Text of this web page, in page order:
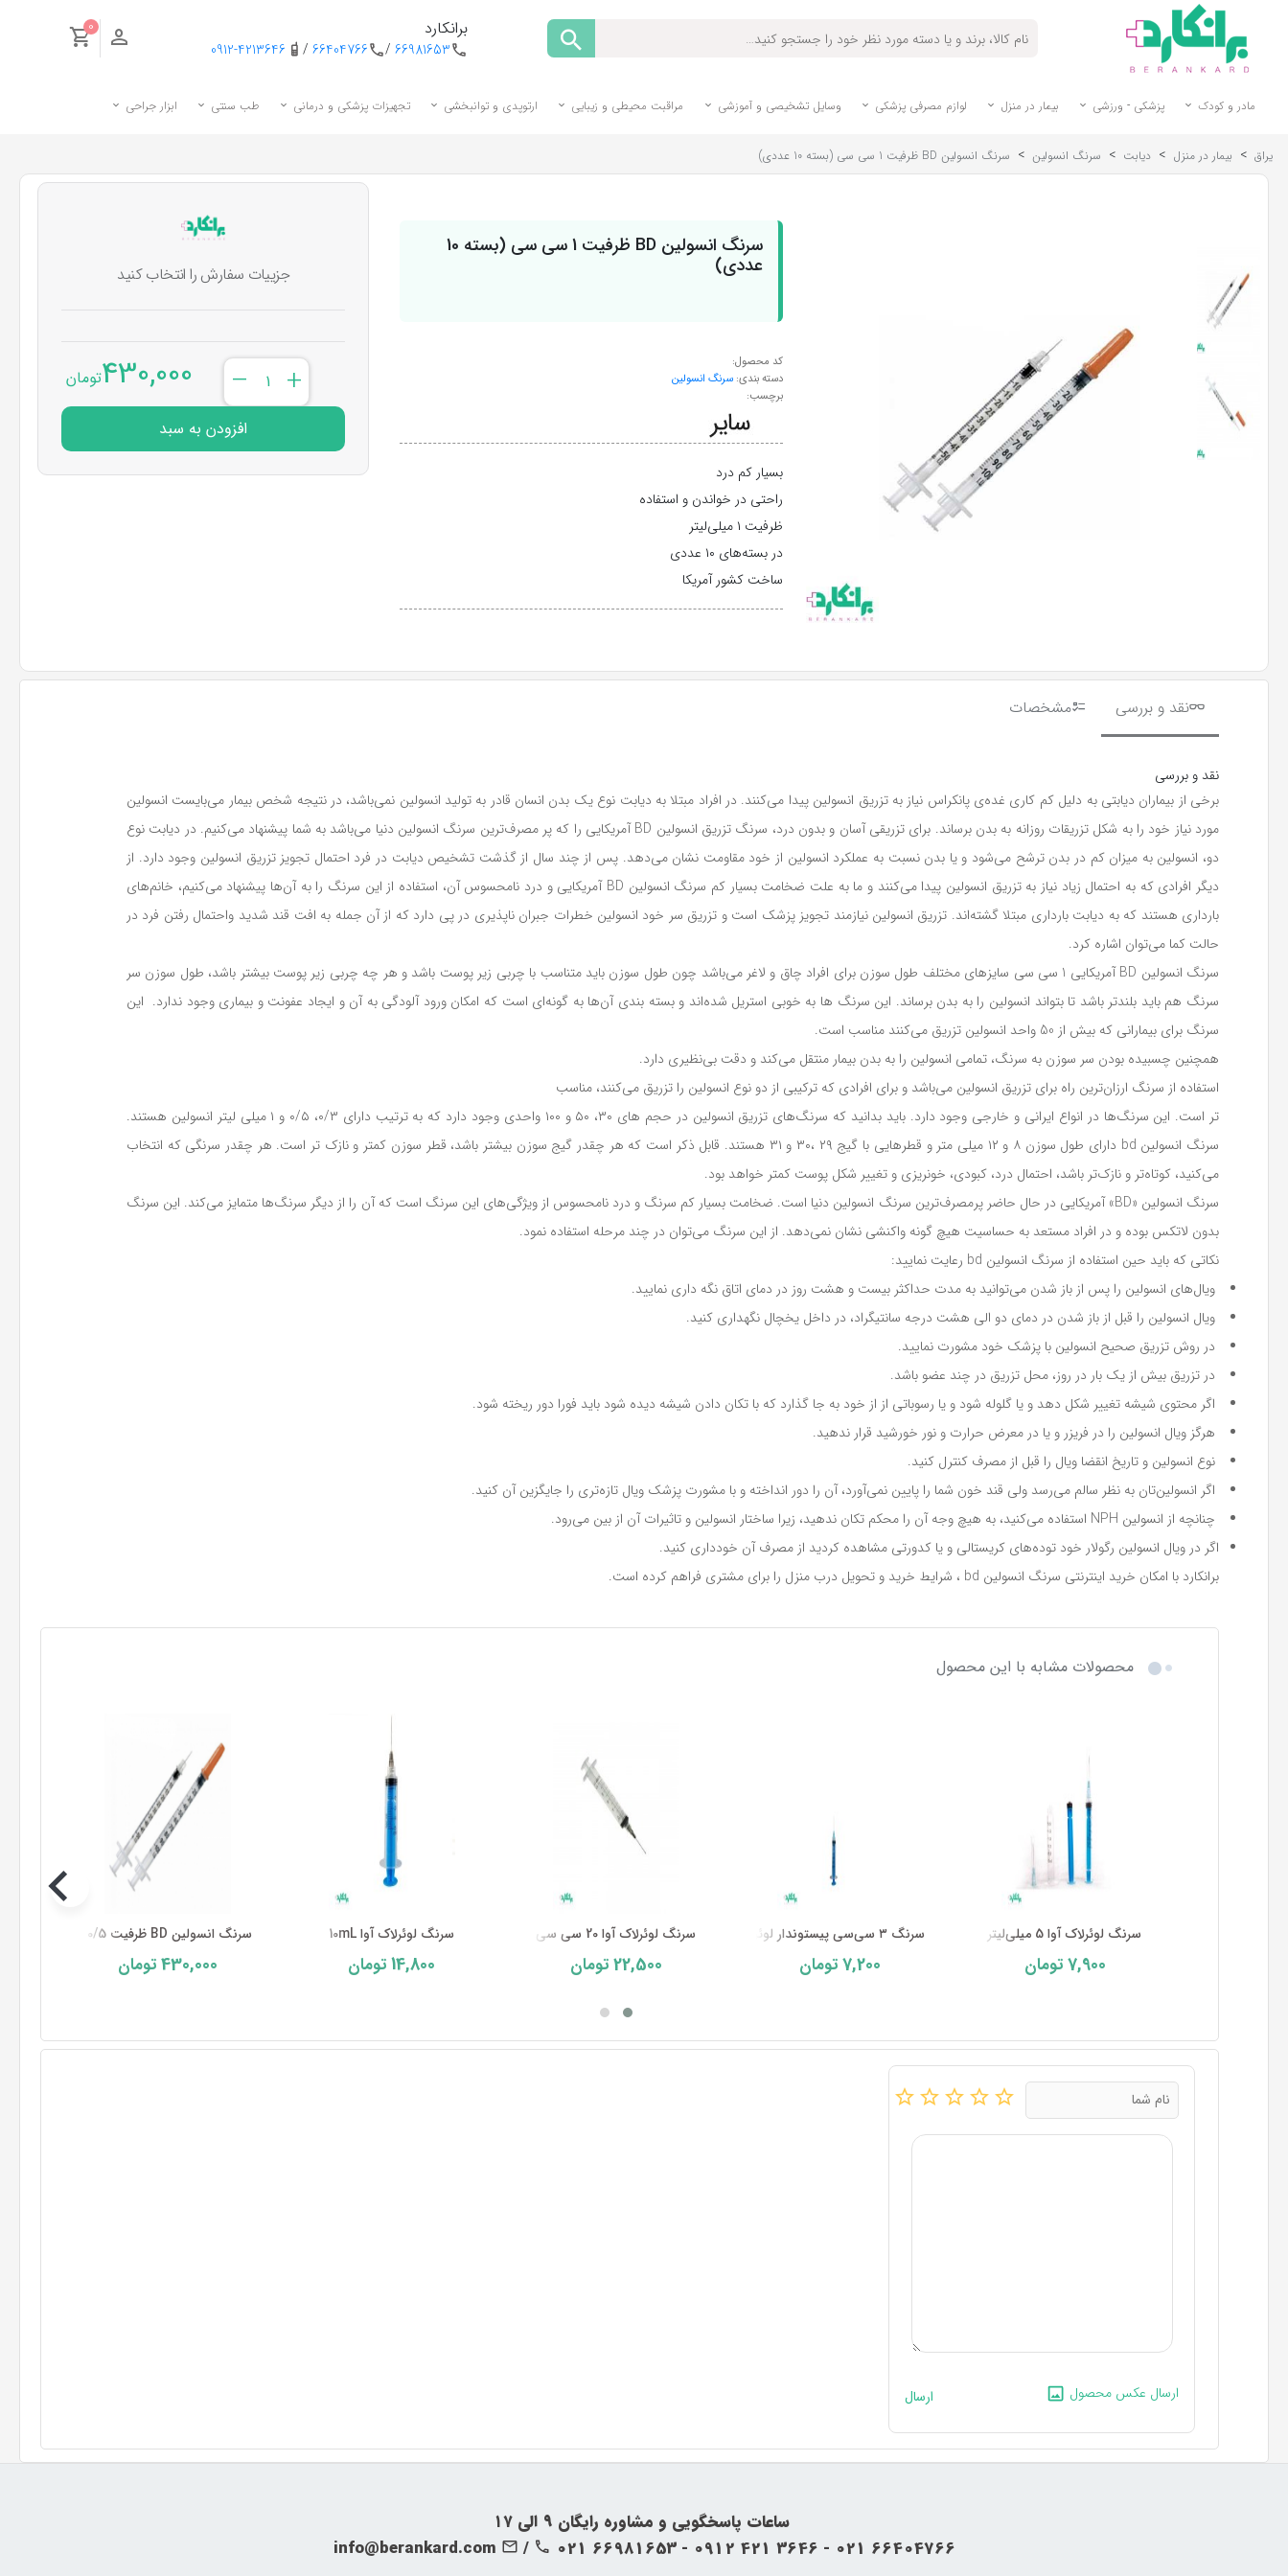
برانکارد
66981653
/
66404766
/
0912-4213646
0
مادر و کودک پزشکی - ورزشی بیمار در منزل لوازم مصرفی پزشکی وسایل تشخیصی و آموزشی مراقبت محیطی و زیبایی ارتوپدی و توانبخشی تجهیزات پزشکی و درمانی طب سنتی ابزار جراحی
یراق > بیمار در منزل > دیابت > سرنگ انسولین > سرنگ انسولین BD ظرفیت 1 سی سی (بسته 10 عددی)
سرنگ انسولین BD ظرفیت 1 سی سی (بسته 10
عددی)
کد محصول:
دسته بندی: سرنگ انسولین
برچسب:
بسیار کم درد
راحتی در خواندن و استفاده
ظرفیت ۱ میلی‌لیتر
در بسته‌های ۱۰ عددی
ساخت کشور آمریکا
جزییات سفارش را انتخاب کنید
+
–
430,000تومان
افزودن به سبد
نقد و بررسی مشخصات
نقد و بررسی
برخی از بیماران دیابتی به دلیل کم کاری غده‌ی پانکراس نیاز به تزریق انسولین پیدا می‌کنند. در افراد مبتلا به دیابت نوع یک بدن انسان قادر به تولید انسولین نمی‌باشد، در نتیجه شخص بیمار می‌بایست انسولین
مورد نیاز خود را به شکل تزریقات روزانه به بدن برساند. برای تزریقی آسان و بدون درد، سرنگ تزریق انسولین BD آمریکایی را که پر مصرف‌ترین سرنگ انسولین دنیا می‌باشد به شما پیشنهاد می‌کنیم. در دیابت نوع
دو، انسولین به میزان کم در بدن ترشح می‌شود و یا بدن نسبت به عملکرد انسولین از خود مقاومت نشان می‌دهد. پس از چند سال از گذشت تشخیص دیابت در فرد احتمال تجویز تزریق انسولین وجود دارد. از
دیگر افرادی که به احتمال زیاد نیاز به تزریق انسولین پیدا می‌کنند و ما به علت ضخامت بسیار کم سرنگ انسولین BD آمریکایی و درد نامحسوس آن، استفاده از این سرنگ‌ را به آن‌ها پیشنهاد می‌کنیم، خانم‌های
بارداری هستند که به دیابت بارداری مبتلا گشته‌اند. تزریق انسولین نیازمند تجویز پزشک است و تزریق سر خود انسولین خطرات جبران ناپذیری در پی دارد که از آن جمله به افت قند شدید واحتمال رفتن فرد در
حالت کما می‌توان اشاره کرد.
سرنگ انسولین BD
آمریکایی 1 سی سی سایزهای مختلف طول سوزن برای افراد چاق و لاغر می‌باشد چون طول سوزن باید متناسب با چربی زیر پوست باشد و هر چه چربی زیر پوست بیشتر باشد، طول سوزن سر
سرنگ هم باید بلندتر باشد تا بتواند انسولین را به بدن برساند. این سرنگ ها به خوبی استریل شده‌اند و بسته بندی آن‌ها به گونه‌ای است که امکان ورود آلودگی به آن و ایجاد عفونت و بیماری وجود ندارد. این
سرنگ برای بیمارانی که بیش از 50 واحد انسولین تزریق می‌کنند مناسب است.
همچنین چسبیده بودن سر سوزن به سرنگ، تمامی انسولین را به بدن بیمار منتقل می‌کند و دقت بی‌نظیری دارد.
استفاده از سرنگ ارزان‌ترین راه برای تزریق انسولین می‌باشد و برای افرادی که ترکیبی از دو نوع انسولین را تزریق می‌کنند، مناسب
تر است. این سرنگ‌ها در انواع ایرانی و خارجی وجود دارد. باید بدانید که سرنگ‌های تزریق انسولین در حجم های ۳۰، ۵۰ و ۱۰۰ واحدی وجود دارد که به ترتیب دارای ۰/۳، ۰/۵ و ۱ میلی لیتر انسولین هستند.
سرنگ انسولین bd دارای طول سوزن ۸ و ۱۲ میلی متر و قطرهایی با گیج ۲۹ ،۳۰ و ۳۱ هستند. قابل ذکر است که هر چقدر گیج سوزن بیشتر باشد، قطر سوزن کمتر و نازک تر است. هر چقدر سرنگی که انتخاب
می‌کنید، کوتاه‌تر و نازک‌تر باشد، احتمال درد، کبودی، خونریزی و تغییر شکل پوست کمتر خواهد بود.
سرنگ انسولین «BD» آمریکایی در حال حاضر پرمصرف‌ترین سرنگ انسولین دنیا است. ضخامت بسیار کم سرنگ و درد نامحسوس از ویژگی‌های این سرنگ است که آن را از دیگر سرنگ‌ها متمایز می‌کند. این سرنگ
بدون لاتکس بوده و در افراد مستعد به حساسیت هیچ گونه واکنشی نشان نمی‌دهد. از این سرنگ می‌توان در چند مرحله استفاده نمود.
نکاتی که باید حین استفاده از سرنگ انسولین bd رعایت نمایید:
ویال‌های انسولین را پس از باز شدن می‌توانید به مدت حداکثر بیست و هشت روز در دمای اتاق نگه داری نمایید.
ویال انسولین را قبل از باز شدن در دمای دو الی هشت درجه سانتیگراد، در داخل یخچال نگهداری کنید.
در روش تزریق صحیح انسولین با پزشک خود مشورت نمایید.
در تزریق بیش از یک بار در روز، محل تزریق در چند عضو باشد.
اگر محتوی شیشه تغییر شکل دهد و یا گلوله شود و یا رسوباتی از از خود به جا گذارد که با تکان دادن شیشه دیده شود باید فورا دور ریخته شود.
هرگز ویال انسولین را در فریزر و یا در معرض حرارت و نور خورشید قرار ندهید.
نوع انسولین و تاریخ انقضا ویال را قبل از مصرف کنترل کنید.
اگر انسولین‌تان به نظر سالم می‌رسد ولی قند خون شما را پایین نمی‌آورد، آن را دور انداخته و با مشورت پزشک ویال تازه‌تری را جایگزین آن کنید.
چنانچه از انسولین NPH استفاده می‌کنید، به هیچ وجه آن را محکم تکان ندهید، زیرا ساختار انسولین و تاثیرات آن از بین می‌رود.
اگر در ویال انسولین رگولار خود توده‌های کریستالی و یا کدورتی مشاهده کردید از مصرف آن خودداری کنید.
برانکارد با امکان خرید اینترنتی سرنگ انسولین bd ، شرایط خرید و تحویل درب منزل را برای مشتری فراهم کرده است.
محصولات مشابه با این محصول
سرنگ لوئرلاک آوا 5 میلی‌لیتر
7,900 تومان
سرنگ ۳ سی‌سی پیستوندار لوئرلاک آو ...
7,200 تومان
سرنگ لوئرلاک آوا 20 سی سی
22,500تومان
سرنگ لوئرلاک آوا 10mL
14,800تومان
سرنگ انسولین BD ظرفیت 0/5 سی سی ...
430,000تومان
ارسال عکس محصول ارسال
‍‍ ساعات پاسخگویی و مشاوره رایگان ۹ الی ۱۷
info@berankard.com
/ 021 66981653 - 0912 421 3646 - 021 66404766